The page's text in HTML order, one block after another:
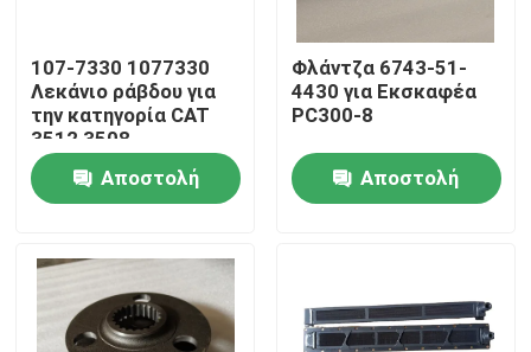
Επικοινωνήστε μαζί μας
Ειδήσεις
κατέβασμα
Ιστολόγιο
107-7330 1077330
Λεκάνιο ράβδου για
την κατηγορία CAT
3512 3508
Αποστολή
Φλάντζα 6743-51-
4430 για Εκσκαφέα
PC300-8
Αποστολή